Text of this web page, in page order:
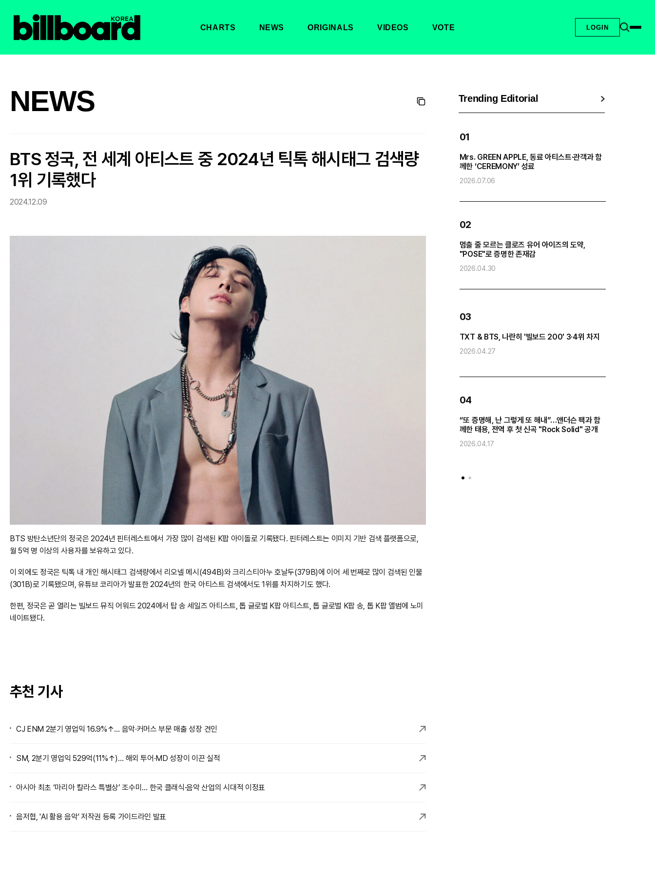
CHARTS NEWS ORIGINALS VIDEOS VOTE LOGIN
NEWS
BTS 정국, 전 세계 아티스트 중 2024년 틱톡 해시태그 검색량
1위 기록했다
2024.12.09
BTS 방탄소년단의 정국은 2024년 핀터레스트에서 가장 많이 검색된 K팝 아이돌로 기록됐다. 핀터레스트는 이미지 기반 검색 플랫폼으로,
월 5억 명 이상의 사용자를 보유하고 있다.
이 외에도 정국은 틱톡 내 개인 해시태그 검색량에서 리오넬 메시(494B)와 크리스티아누 호날두(379B)에 이어 세 번째로 많이 검색된 인물
(301B)로 기록됐으며, 유튜브 코리아가 발표한 2024년의 한국 아티스트 검색에서도 1위를 차지하기도 했다.
한편, 정국은 곧 열리는 빌보드 뮤직 어워드 2024에서 탑 송 세일즈 아티스트, 톱 글로벌 K팝 아티스트, 톱 글로벌 K팝 송, 톱 K팝 앨범에 노미
네이트됐다.
추천 기사
CJ ENM 2분기 영업익 16.9%↑… 음악·커머스 부문 매출 성장 견인
SM, 2분기 영업익 529억(11%↑)… 해외 투어·MD 성장이 이끈 실적
아시아 최초 ‘마리아 칼라스 특별상’ 조수미… 한국 클래식·음악 산업의 시대적 이정표
음저협, 'AI 활용 음악' 저작권 등록 가이드라인 발표
Trending Editorial
01
Mrs. GREEN APPLE, 동료 아티스트·관객과 함
께한 ‘CEREMONY’ 성료
2026.07.06
02
멈출 줄 모르는 클로즈 유어 아이즈의 도약,
"POSE"로 증명한 존재감
2026.04.30
03
TXT & BTS, 나란히 '빌보드 200' 3·4위 차지
2026.04.27
04
“또 증명해, 난 그렇게 또 해내”…앤더슨 팩과 함
께한 태용, 전역 후 첫 신곡 "Rock Solid" 공개
2026.04.17